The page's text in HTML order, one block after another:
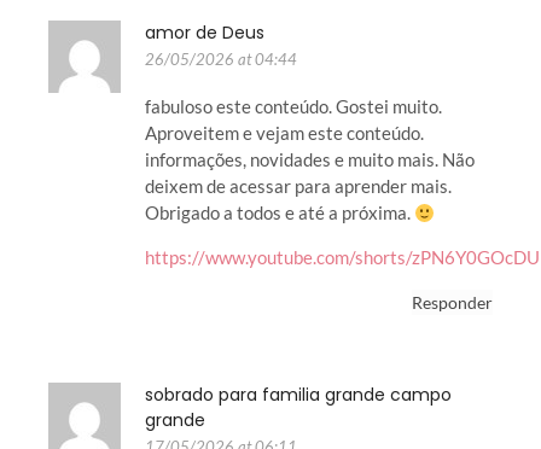
amor de Deus
26/05/2026 at 04:44
fabuloso este conteúdo. Gostei muito.
Aproveitem e vejam este conteúdo.
informações, novidades e muito mais. Não
deixem de acessar para aprender mais.
Obrigado a todos e até a próxima.
https://www.youtube.com/shorts/zPN6Y0GOcDU
Responder
sobrado para familia grande campo
grande